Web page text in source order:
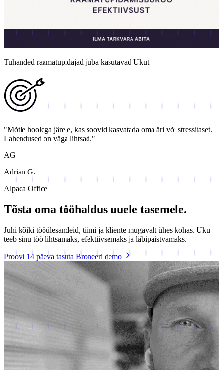
Tuhanded raamatupidajad juba kasutavad Ukut
"Mõtle hoolega järele, kas soovid kasvatada oma äri või stressitaset.
Lahendused on väga lihtsad."
AG
Adrian G.
Alpaca Office
Tõsta oma tööhaldus uuele tasemele.
Juhi kõiki tööülesandeid, tiimi ja kliente mugavalt ühes kohas. Uku
teeb sinu töö lihtsamaks, efektiivsemaks ja läbipaistvamaks.
Proovi 14 päeva tasuta Broneeri demo